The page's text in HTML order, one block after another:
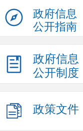
政府信息
公开指南
政府信息
公开制度
政策文件